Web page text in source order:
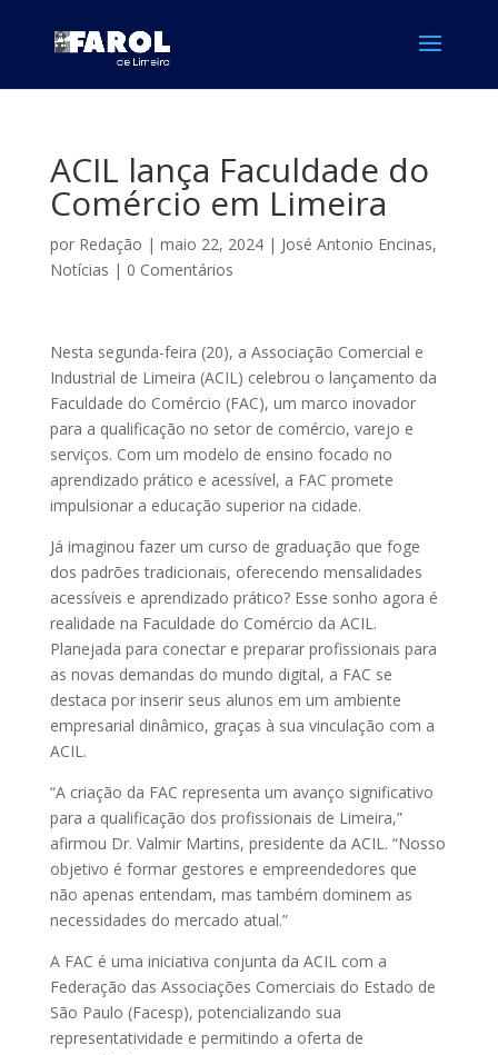
ACIL lança Faculdade do
Comércio em Limeira
por Redação | maio 22, 2024| José Antonio Encinas,
Notícias | 0 Comentários
Nesta segunda-feira (20), a Associação Comercial e
Industrial de Limeira (ACIL) celebrou o lançamento da
Faculdade do Comércio (FAC), um marco inovador
para a qualificação no setor de comércio, varejo e
serviços. Com um modelo de ensino focado no
aprendizado prático e acessível, a FAC promete
impulsionar a educação superior na cidade.
Já imaginou fazer um curso de graduação que foge
dos padrões tradicionais, oferecendo mensalidades
acessíveis e aprendizado prático? Esse sonho agora é
realidade na Faculdade do Comércio da ACIL.
Planejada para conectar e preparar profissionais para
as novas demandas do mundo digital, a FAC se
destaca por inserir seus alunos em um ambiente
empresarial dinâmico, graças à sua vinculação com a
ACIL.
“A criação da FAC representa um avanço significativo
para a qualificação dos profissionais de Limeira,”
afirmou Dr. Valmir Martins, presidente da ACIL. “Nosso
objetivo é formar gestores e empreendedores que
não apenas entendam, mas também dominem as
necessidades do mercado atual.”
A FAC é uma iniciativa conjunta da ACIL com a
Federação das Associações Comerciais do Estado de
São Paulo (Facesp), potencializando sua
representatividade e permitindo a oferta de